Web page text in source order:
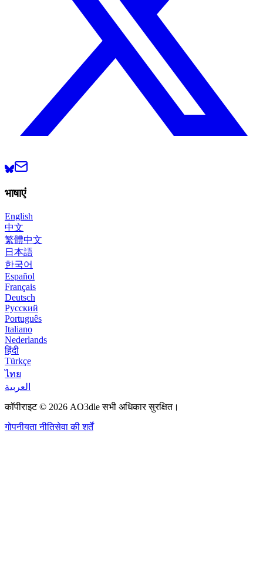
भाषाएं
English
中文
繁體中文
日本語
한국어
Español
Français
Deutsch
Русский
Português
Italiano
Nederlands
हिंदी
Türkçe
ไทย
العربية
कॉपीराइट © 2026 AO3dle सभी अधिकार सुरक्षित।
गोपनीयता नीतिसेवा की शर्तें